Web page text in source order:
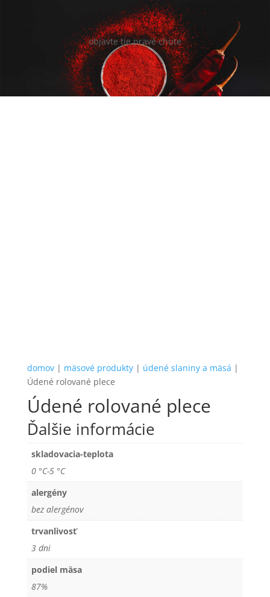
objavte tie pravé chute
domov| mäsové produkty| údené slaniny a mäsá |
Údené rolované plece
Údené rolované plece
Ďalšie informácie
skladovacia-teplota
0 °C-5 °C
alergény
bez alergénov
trvanlivosť
3 dni
podiel mäsa
87%